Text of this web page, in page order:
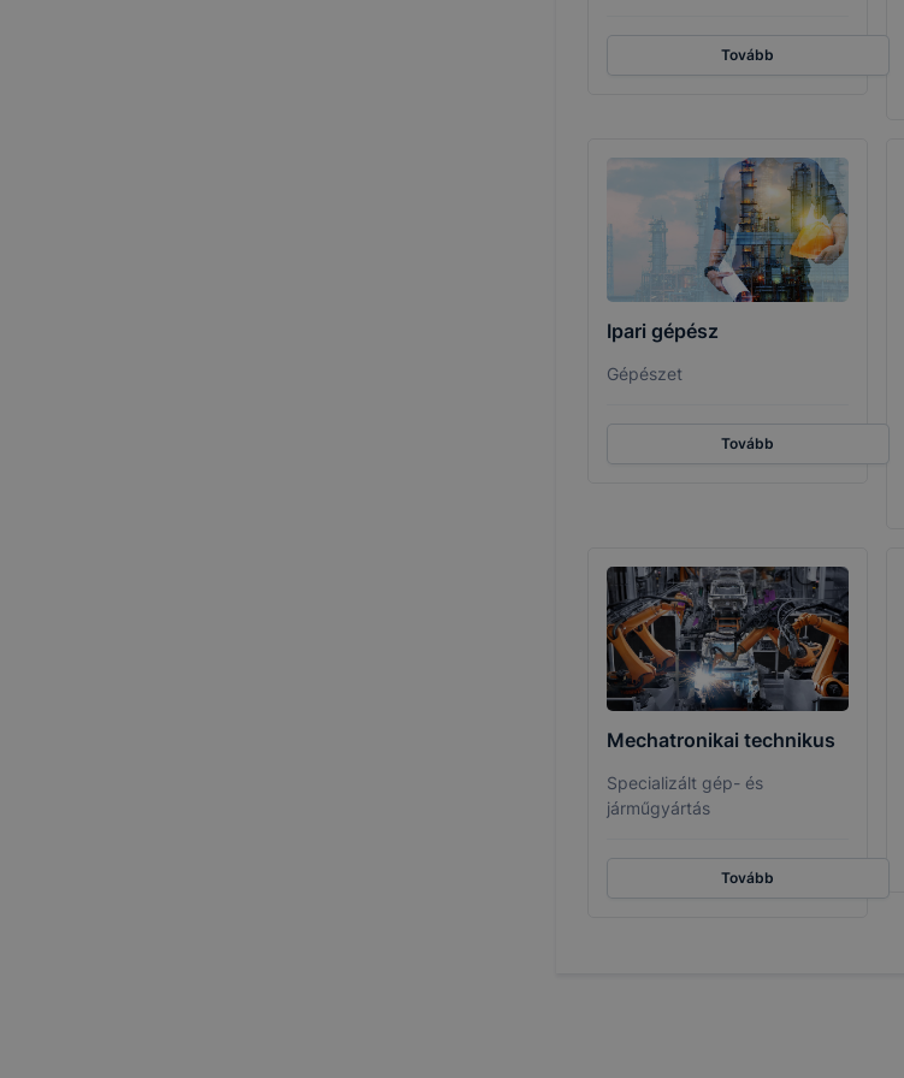
Tovább
Ipari gépész
Gépészet
Tovább
Mechatronikai technikus
Specializált gép- és
járműgyártás
Tovább